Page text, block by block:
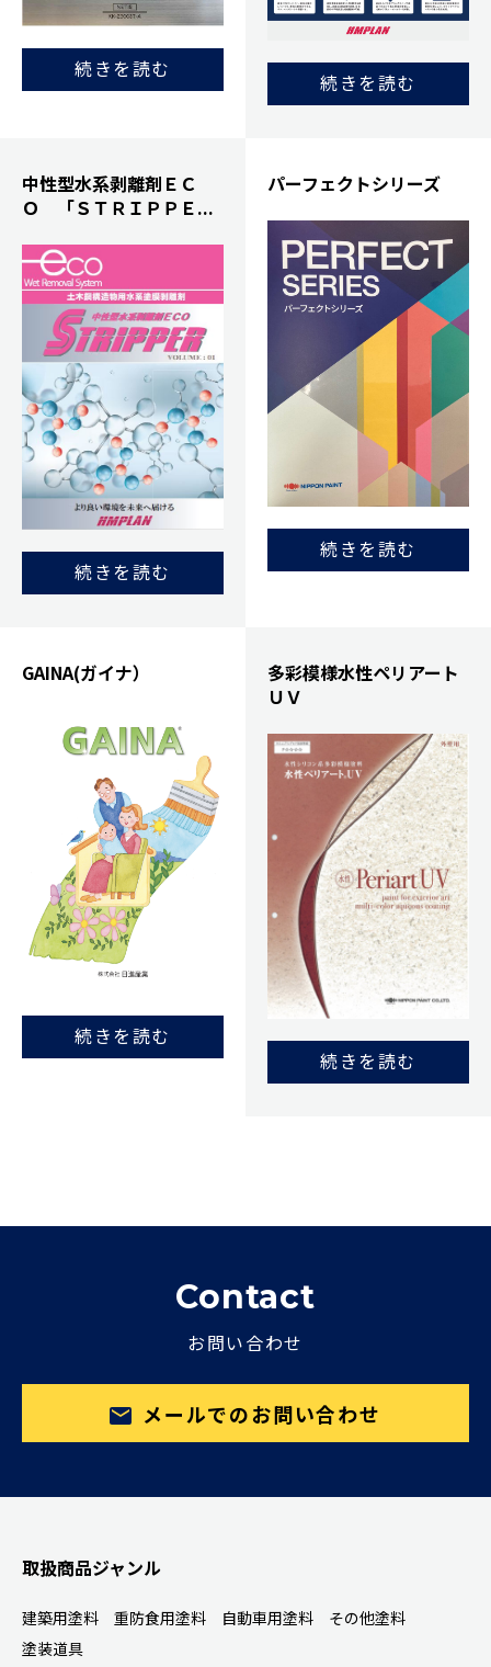
続きを読む
続きを読む
中性型水系剥離剤ＥＣ
Ｏ 「ＳＴＲＩＰＰＥ...
続きを読む
パーフェクトシリーズ
続きを読む
GAINA(ガイナ）
続きを読む
多彩模様水性ペリアート
ＵＶ
続きを読む
Contact
お問い合わせ
メールでのお問い合わせ
取扱商品ジャンル
建築用塗料 重防食用塗料 自動車用塗料
その他塗料
塗装道具